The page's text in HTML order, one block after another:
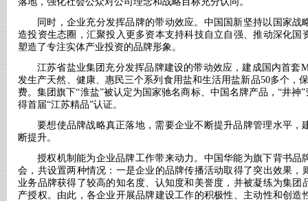
同时，企业充分发挥品牌的带动效应。中国国新坚持以国家
造投资生态圈，汇聚投入更多资本支持科技自立自强、推动深化国
塑造了专注实体产业投资的品牌形象。
江苏省盐业集团充分发挥品牌建设的带动效应，建成国内首套
发生产天然、健康、惠民三个系列食用盐和生活用盐新品50多个，
费。集团旗下“淮盐”被认定为国家驰名商标、中国名牌产品，“井神
得首届“江苏精品”认证。
要想使品牌战略真正落地，需要企业不断提升品牌管理水平，
断提升。
授权机制能为企业品牌工作带来动力。中国华能为旗下背书品
会，共设置两种情况：一是企业的品牌传播活动取得了突出效果，
业务品牌获得了较高的知名度、认知度和美誉度，并被凝练为集
产授权。由此，各企业开展品牌建设工作的积极性、主动性和创